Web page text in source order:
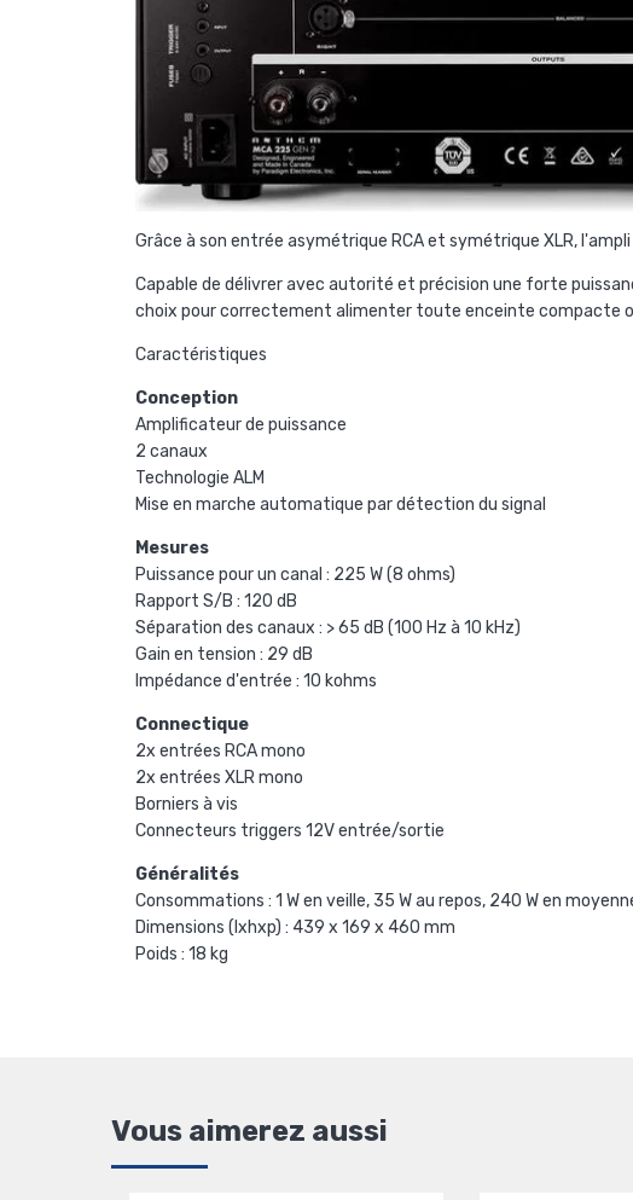
Grâce à son entrée asymétrique RCA et symétrique XLR,
Capable de délivrer avec autorité et précision une forte
choix pour correctement alimenter toute enceinte compacte
Caractéristiques
Conception
Amplificateur de puissance
2 canaux
Technologie ALM
Mise en marche automatique par détection du signal
Mesures
Puissance pour un canal : 225 W (8 ohms)
Rapport S/B : 120 dB
Séparation des canaux : > 65 dB (100 Hz à 10 kHz)
Gain en tension : 29 dB
Impédance d'entrée : 10 kohms
Connectique
2x entrées RCA mono
2x entrées XLR mono
Borniers à vis
Connecteurs triggers 12V entrée/sortie
Généralités
Consommations : 1 W en veille, 35 W au repos, 240 W en
Dimensions (lxhxp) : 439 x 169 x 460 mm
Poids : 18 kg
Vous aimerez aussi